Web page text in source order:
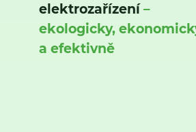
elektrozařízení–
ekologicky,
a efektivně